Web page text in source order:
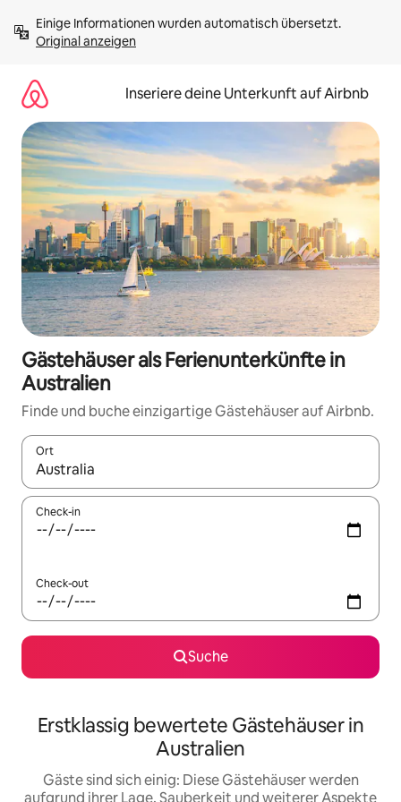
Inhalten
springenOriginal anzeigen
Inseriere deine Unterkunft auf Airbnb
Gästehäuser als Ferienunterkünfte in
Australien
Finde und buche einzigartige Gästehäuser auf Airbnb.
Ort
Wenn Ergebnisse verfügbar sind, navigiere mit den
Check-in
Check-out
Suche
Erstklassig bewertete Gästehäuser in
Australien
Gäste sind sich einig: Diese Gästehäuser werden
aufgrund ihrer Lage, Sauberkeit und weiterer Aspekte